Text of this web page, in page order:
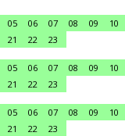
05 06 07 08 09 10
21 22
23
05 06 07 08 09 10
21 22
23
05 06 07 08 09 10
21 22
23